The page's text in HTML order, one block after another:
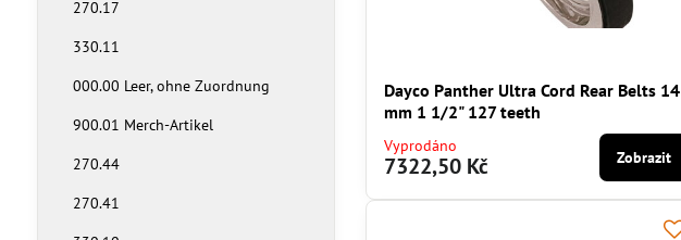
Dayco Panther Ultra Cord Rear Belts 14
mm 1 1/2" 127 teeth
Vyprodáno
7322,50 Kč Zobrazit
270.17
330.11
000.00 Leer, ohne Zuordnung
900.01 Merch-Artikel
270.44
270.41